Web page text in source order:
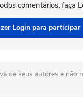
comentários, faça
Login para participar
de seus autores e não